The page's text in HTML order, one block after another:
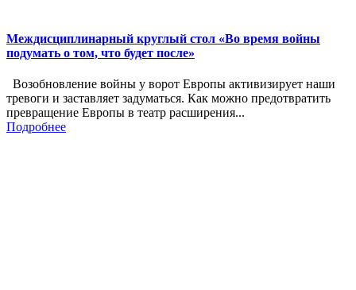
Междисциплинарный круглый стол «Во время войны
подумать о том, что будет после»
Возобновление войны у ворот Европы активизирует наши
тревоги и заставляет задуматься. Как можно предотвратить
превращение Европы в театр расширения...
Подробнее